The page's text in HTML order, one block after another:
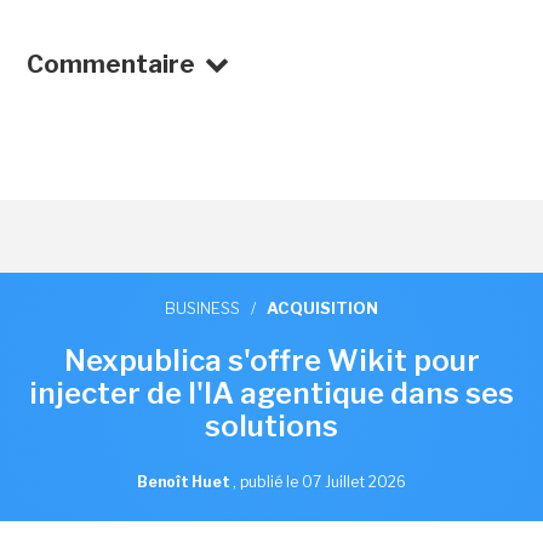
Commentaire
BUSINESS / ACQUISITION
Nexpublica s'offre Wikit pour
injecter de l'IA agentique dans ses
solutions
Benoît Huet , publié le 07 Juillet 2026